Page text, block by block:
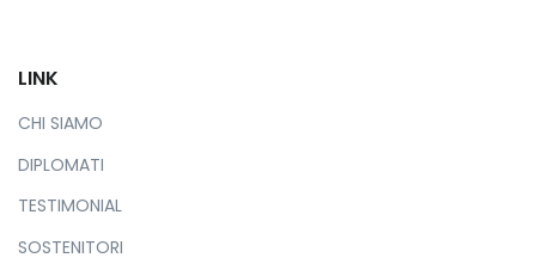
LINK
CHI SIAMO
DIPLOMATI
TESTIMONIAL
SOSTENITORI